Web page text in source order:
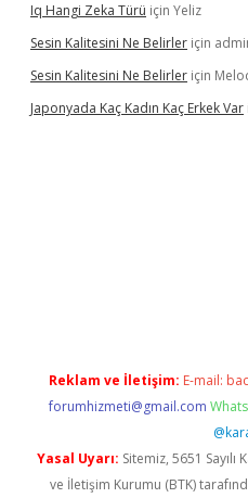
Iq Hangi Zeka Türü için Yeliz
Sesin Kalitesini Ne Belirler için
Sesin Kalitesini Ne Belirler için
Japonyada Kaç Kadın Kaç Erkek Var
Reklam ve İletişim: E-mail:
forumhizmeti@gmail.com
Yasal Uyarı: Sitemiz, 5651
ve İletişim Kurumu (BTK)